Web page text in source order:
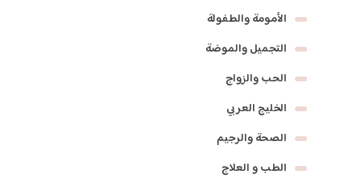
الأمومة والطفولة
التجميل والموضة
الحب والزواج
الخليج العربي
الصحة والرجيم
الطب و العلاج